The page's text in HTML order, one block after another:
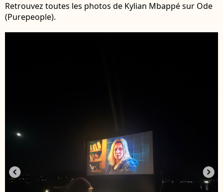
Retrouvez toutes les photos de Kylian Mbappé sur Ode
(Purepeople).